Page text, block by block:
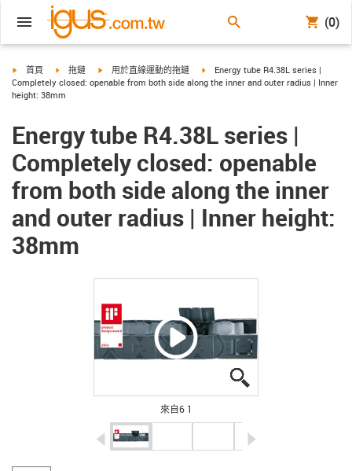
(0)
igus-icon-arrow-right
首頁 igus-icon-arrow-right
拖鏈 igus-icon-arrow-right
用於直線運動的拖鏈 igus-icon-arrow-right
Energy tube R4.38L series |
Completely closed: openable from both side along the inner and outer radius | Inner
height: 38mm
Energy tube R4.38L series |
Completely closed: openable
from both side along the inner
and outer radius | Inner height:
38mm
來自6 1
igus-icon-arrow-left